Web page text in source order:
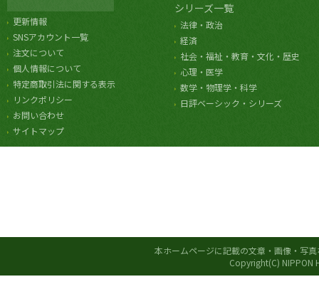
更新情報
SNSアカウント一覧
注文について
個人情報について
特定商取引法に関する表示
リンクポリシー
お問い合わせ
サイトマップ
シリーズ一覧
法律・政治
経済
社会・福祉・教育・文化・歴史
心理・医学
数学・物理学・科学
日評ベーシック・シリーズ
本ホームページに記載の文章・画像・写
Copyright(C) NIPPON